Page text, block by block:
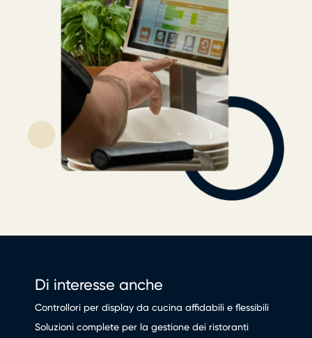
Di interesse anche
Controllori per display da cucina affidabili e flessibili
Soluzioni complete per la gestione dei ristoranti